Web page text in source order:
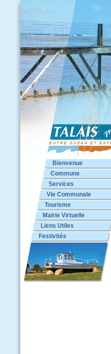
Bienvenue
Commune
Services
Vie Communale
Tourisme
Mairie Virtuelle
Liens Utiles
Festivités